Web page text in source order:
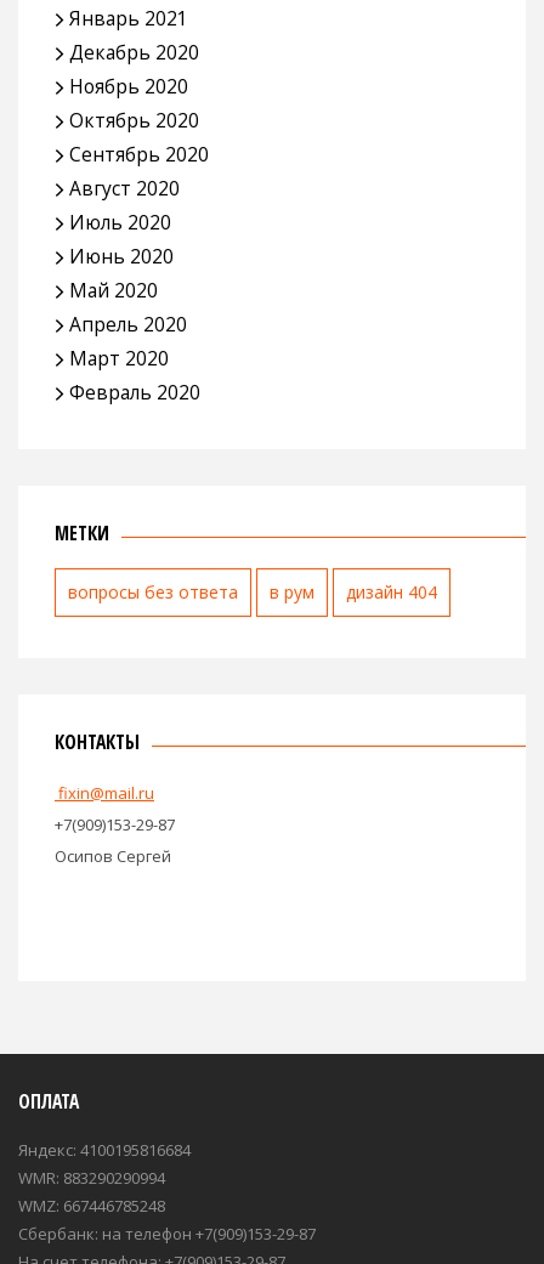
Январь 2021
Декабрь 2020
Ноябрь 2020
Октябрь 2020
Сентябрь 2020
Август 2020
Июль 2020
Июнь 2020
Май 2020
Апрель 2020
Март 2020
Февраль 2020
МЕТКИ
вопросы без ответа в рум дизайн 404
КОНТАКТЫ
fixin@mail.ru
+7(909)153-29-87
Осипов Сергей
ОПЛАТА
Яндекс: 4100195816684
WMR: 883290290994
WMZ: 667446785248
Сбербанк: на телефон +7(909)153-29-87